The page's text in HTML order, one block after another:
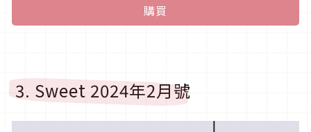
購買
3. Sweet 2024年2月號